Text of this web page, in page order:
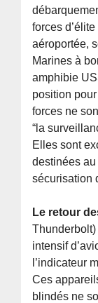
forces
aéroportée,
Marines à
amphibie
position
forces ne
“la
Elles sont
destinées
sécurisation
Le retour
intensif
l’indicateur
Ces
blindés ne